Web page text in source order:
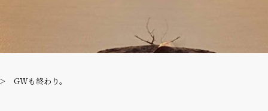
GWも終わり。